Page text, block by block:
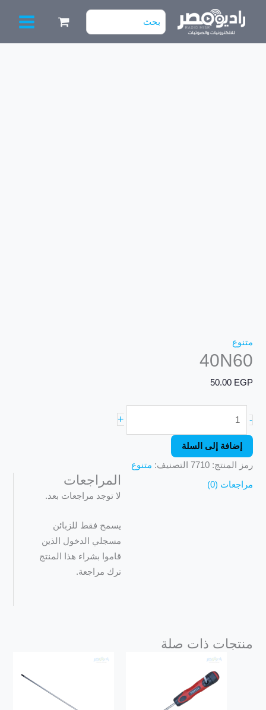
البحث
عن:
متنوع
40N60
50.00 EGP
-
+
إضافة إلى السلة
رمز المنتج:7710 التصنيف: متنوع
مراجعات (0) المراجعات
لا توجد مراجعات بعد.
يسمح فقط للزبائن
مسجلي الدخول الذين
قاموا بشراء هذا المنتج
ترك مراجعة.
منتجات ذات صلة